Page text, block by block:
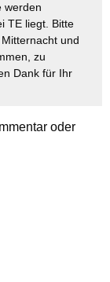
werden
TE liegt. Bitte
und
zu
Dank für Ihr
oder